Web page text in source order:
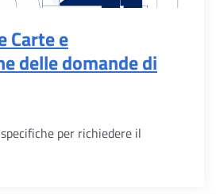
Carte e
delle domande di
per richiedere il